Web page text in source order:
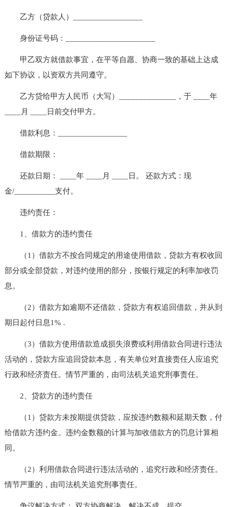
乙方（贷款人）_________________
身份证号码：______________________
甲乙双方就借款事宜，在平等自愿、协商一致的基础上达成
如下协议，以资双方共同遵守。
乙方贷给甲方人民币（大写）______________，于 ____年
____月 ____日前交付甲方。
借款利息：_________________
借款期限：
还款日期： ____年 ____月 ____日。 还款方式：现
金/__________支付。
违约责任：
1、借款方的违约责任
（1）借款方不按合同规定的用途使用借款，贷款方有权收回
部分或全部贷款，对违约使用的部分，按银行规定的利率加收罚
息。
（2）借款方如逾期不还借款，贷款方有权追回借款，并从到
期日起付日息1% .
（3）借款方使用借款造成损失浪费或利用借款合同进行违法
活动的，贷款方应追回贷款本息，有关单位对直接责任人应追究
行政和经济责任。情节严重的，由司法机关追究刑事责任。
2、贷款方的违约责任
（1）贷款方未按期提供贷款，应按违约数额和延期天数，付
给借款方违约金。违约金数额的计算与加收借款方的罚息计算相
同。
（2）利用借款合同进行违法活动的，追究行政和经济责任。
情节严重的，由司法机关追究刑事责任。